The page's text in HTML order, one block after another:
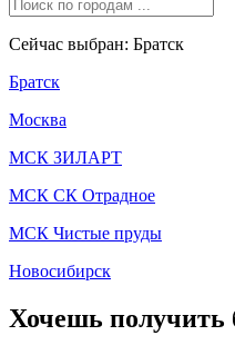
Сейчас выбран: Братск
Братск
Москва
МСК ЗИЛАРТ
МСК СК Отрадное
МСК Чистые пруды
Новосибирск
Хочешь получить